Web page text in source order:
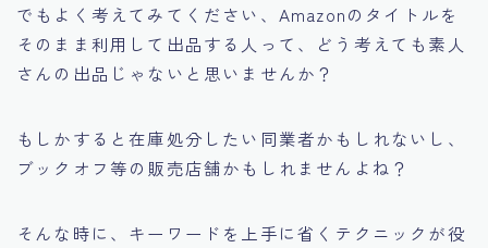
でもよく考えてみてください、Amazonのタイトルを
そのまま利用して出品する人って、どう考えても素人
さんの出品じゃないと思いませんか？
もしかすると在庫処分したい同業者かもしれないし、
ブックオフ等の販売店舗かもしれませんよね？
そんな時に、キーワードを上手に省くテクニックが役